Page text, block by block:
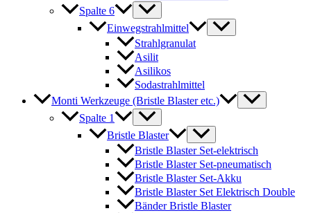
Spalte 6
Einwegstrahlmittel
Strahlgranulat
Asilit
Asilikos
Sodastrahlmittel
Monti Werkzeuge (Bristle Blaster etc.)
Spalte 1
Bristle Blaster
Bristle Blaster Set-elektrisch
Bristle Blaster Set-pneumatisch
Bristle Blaster Set-Akku
Bristle Blaster Set Elektrisch Double
Bänder Bristle Blaster